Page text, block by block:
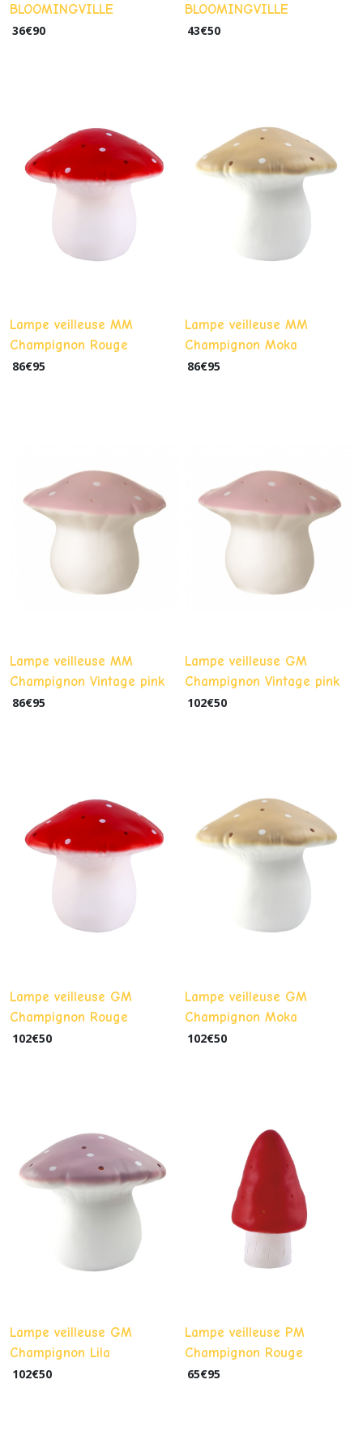
BLOOMINGVILLE
36€90
BLOOMINGVILLE
43€50
Lampe veilleuse MM
Champignon Rouge
86€95
Lampe veilleuse MM
Champignon Moka
86€95
Lampe veilleuse MM
Champignon Vintage pink
86€95
Lampe veilleuse GM
Champignon Vintage pink
102€50
Lampe veilleuse GM
Champignon Rouge
102€50
Lampe veilleuse GM
Champignon Moka
102€50
Lampe veilleuse GM
Champignon Lila
102€50
Lampe veilleuse PM
Champignon Rouge
65€95